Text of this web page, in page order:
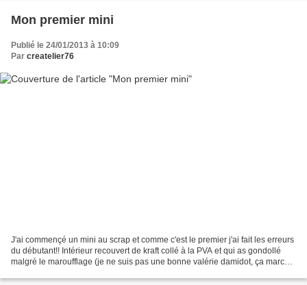
Mon premier mini
Publié le 24/01/2013 à 10:09
Par createlier76
J'ai commençé un mini au scrap et comme c'est le premier j'ai fait les erreurs
du débutant!! Intérieur recouvert de kraft collé à la PVA et qui as gondollé
malgré le maroufflage (je ne suis pas une bonne valérie damidot, ça marche